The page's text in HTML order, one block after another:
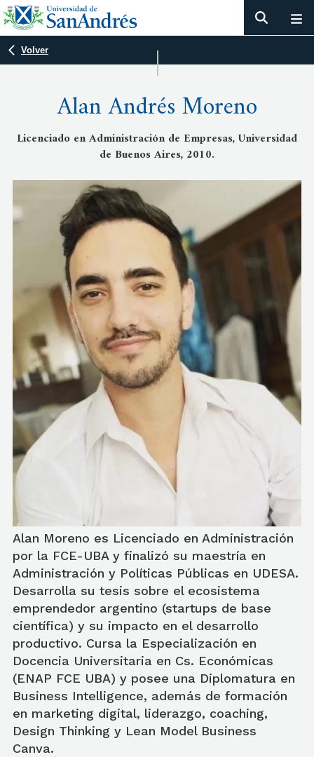
Volver
Alan Andrés Moreno
Licenciado en Administración de Empresas, Universidad
de Buenos Aires, 2010.
Alan Moreno es Licenciado en Administración
por la FCE-UBA y finalizó su maestría en
Administración y Políticas Públicas en UDESA.
Desarrolla su tesis sobre el ecosistema
emprendedor argentino (startups de base
científica) y su impacto en el desarrollo
productivo. Cursa la Especialización en
Docencia Universitaria en Cs. Económicas
(ENAP FCE UBA) y posee una Diplomatura en
Business Intelligence, además de formación
en marketing digital, liderazgo, coaching,
Design Thinking y Lean Model Business
Canva.